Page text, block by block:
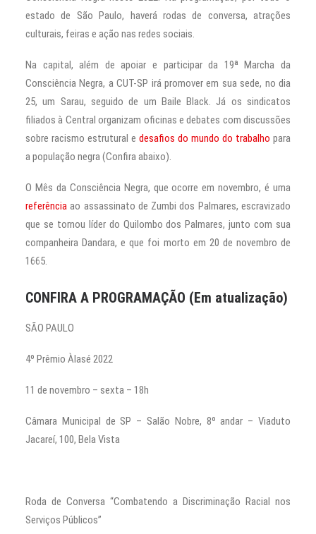
estado de São Paulo, haverá rodas de conversa, atrações
culturais, feiras e ação nas redes sociais.
Na capital, além de apoiar e participar da 19ª Marcha da
Consciência Negra, a CUT-SP irá promover em sua sede, no dia
25, um Sarau, seguido de um Baile Black. Já os sindicatos
filiados à Central organizam oficinas e debates com discussões
sobre racismo estrutural e desafios do mundo do trabalho para
a população negra (Confira abaixo).
O Mês da Consciência Negra, que ocorre em novembro, é uma
referência ao assassinato de Zumbi dos Palmares, escravizado
que se tornou líder do Quilombo dos Palmares, junto com sua
companheira Dandara, e que foi morto em 20 de novembro de
1665.
CONFIRA A PROGRAMAÇÃO (Em atualização)
SÃO PAULO
4º Prêmio Àlasé 2022
11 de novembro – sexta – 18h
Câmara Municipal de SP – Salão Nobre, 8º andar – Viaduto
Jacareí, 100, Bela Vista
Roda de Conversa “Combatendo a Discriminação Racial nos
Serviços Públicos”